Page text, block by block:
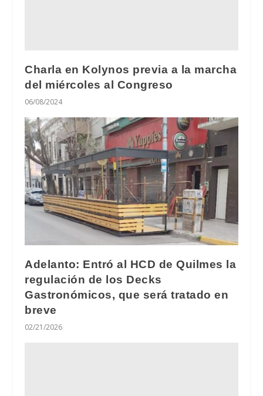
Charla en Kolynos previa a la marcha
del miércoles al Congreso
06/08/2024
Adelanto: Entró al HCD de Quilmes la
regulación de los Decks
Gastronómicos, que será tratado en
breve
02/21/2026